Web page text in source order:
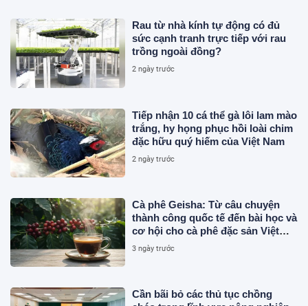
Rau từ nhà kính tự động có đủ
sức cạnh tranh trực tiếp với rau
trồng ngoài đồng?
2 ngày trước
Tiếp nhận 10 cá thể gà lôi lam mào
trắng, hy họng phục hồi loài chim
đặc hữu quý hiếm của Việt Nam
2 ngày trước
Cà phê Geisha: Từ câu chuyện
thành công quốc tế đến bài học và
cơ hội cho cà phê đặc sản Việt
Nam
3 ngày trước
Cần bãi bỏ các thủ tục chồng